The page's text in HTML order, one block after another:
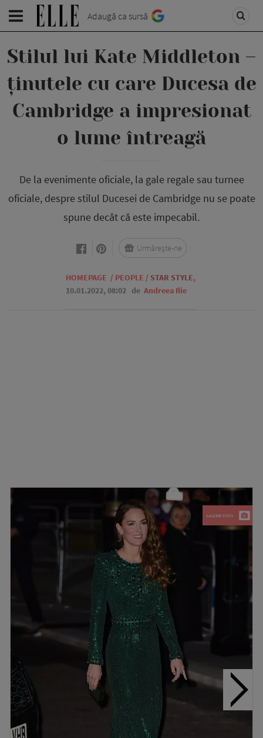
Adaugă ca sursă
Stilul lui Kate Middleton –
ținutele cu care Ducesa de
Cambridge a impresionat
o lume întreagă
De la evenimente oficiale, la gale regale sau turnee
oficiale, despre stilul Ducesei de Cambridge nu se poate
spune decât că este impecabil.
HOMEPAGE / PEOPLE / STAR STYLE,
10.01.2022, 08:02 de Andreea Ilie
Urmărește-ne